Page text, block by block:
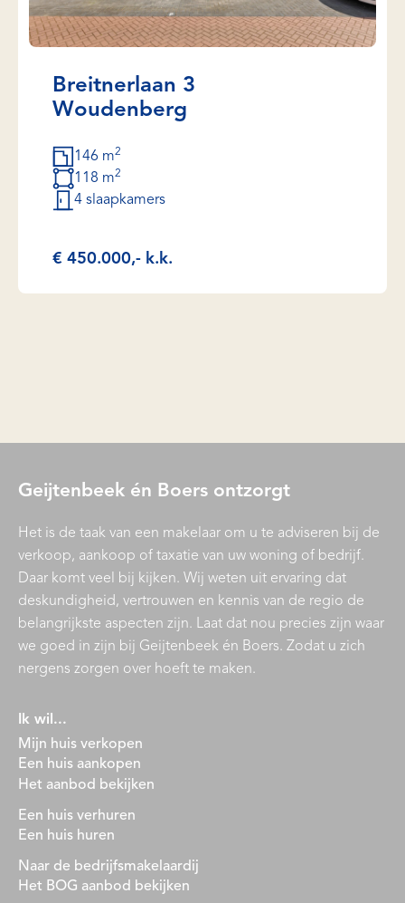
Breitnerlaan 3
Woudenberg
146 m2
118 m2
4 slaapkamers
€ 450.000,- k.k.
Geijtenbeek én Boers ontzorgt
Het is de taak van een makelaar om u te adviseren bij de
verkoop, aankoop of taxatie van uw woning of bedrijf.
Daar komt veel bij kijken. Wij weten uit ervaring dat
deskundigheid, vertrouwen en kennis van de regio de
belangrijkste aspecten zijn. Laat dat nou precies zijn waar
we goed in zijn bij Geijtenbeek én Boers. Zodat u zich
nergens zorgen over hoeft te maken.
Ik wil...
Mijn huis verkopen
Een huis aankopen
Het aanbod bekijken
Een huis verhuren
Een huis huren
Naar de bedrijfsmakelaardij
Het BOG aanbod bekijken